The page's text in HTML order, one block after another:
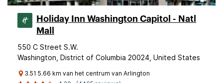
Holiday Inn Washington Capitol - Natl
Mall
550 C Street S.W.
Washington, District of Columbia 20024, United States
3.51 5.66 km van het centrum van Arlington